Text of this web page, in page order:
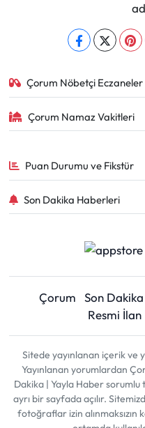
Çorum Nöbetçi Eczaneler
Çorum Namaz Vakitleri
Puan Durumu ve Fikstür
Son Dakika Haberleri
Çorum Son Dakika
Resmi İlan
Sitede yayınlanan içerik ve
Yayınlanan yorumlardan
Dakika | Yayla Haber
ayrı bir sayfada açılır.
fotoğraflar izin